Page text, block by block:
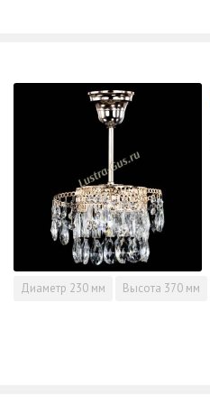
Диаметр 230 мм Высота 370 мм